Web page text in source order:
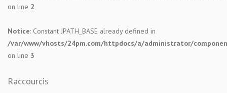
on line 2
Notice: Constant JPATH_BASE already defined in
/var/www/vhosts/24pm.com/httpdocs/a/administrator/
on line 3
Raccourcis